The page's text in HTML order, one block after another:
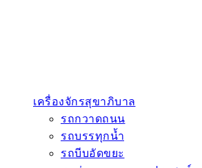
เครื่องจักรสุขาภิบาล
รถกวาดถนน
รถบรรทุกน้ำ
รถบีบอัดขยะ